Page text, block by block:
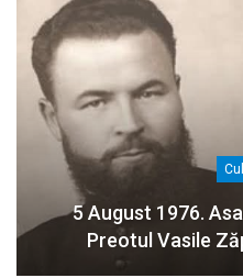
5 August 1976.
Preotul Vasile